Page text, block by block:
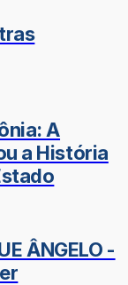
A
a História
ÂNGELO -